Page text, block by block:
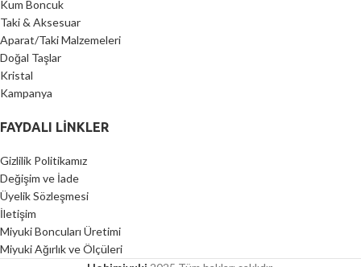
Kum Boncuk
Taki & Aksesuar
Aparat/Taki Malzemeleri
Doğal Taşlar
Kristal
Kampanya
FAYDALI LİNKLER
Gizlilik Politikamız
Değişim ve İade
Üyelik Sözleşmesi
İletişim
Miyuki Boncuları Üretimi
Miyuki Ağırlık ve Ölçüleri